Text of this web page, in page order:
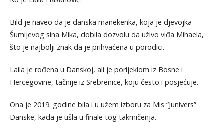
Bild je naveo da je danska manekenka, koja je djevojka
Šumijevog sina Mika, dobila dozvolu da uživo viđa Mihaela,
što je najbolji znak da je prihvaćena u porodici.
Laila je rođena u Danskoj, ali je porijeklom iz Bosne i
Hercegovine, tačnije iz Srebrenice, koju često i posjećuje.
Ona je 2019. godine bila i u užem izboru za Mis “Junivers”
Danske, kada je ušla u finale tog takmičenja.